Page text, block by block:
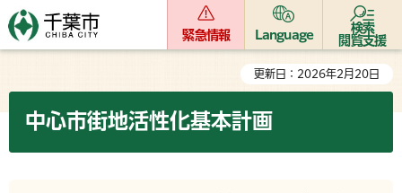
緊急情報 Language
検索
閲覧支援
更新日：2026年2月20日
中心市街地活性化基本計画